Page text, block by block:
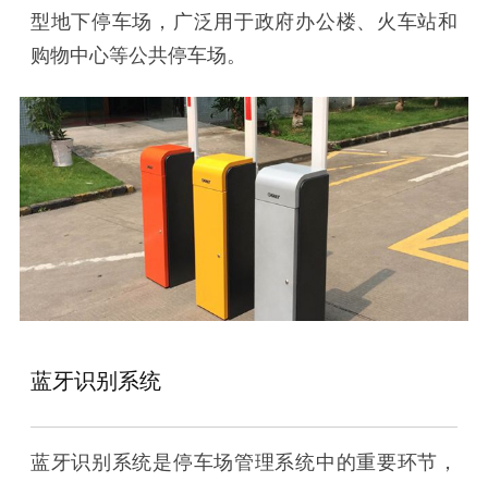
型地下停车场，广泛用于政府办公楼、火车站和
购物中心等公共停车场。
蓝牙识别系统
蓝牙识别系统是停车场管理系统中的重要环节，